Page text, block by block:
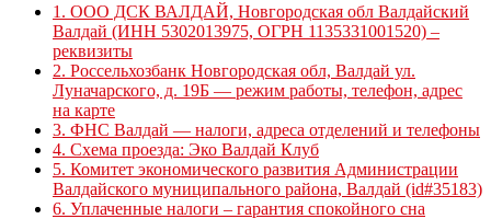
1. ООО ДСК ВАЛДАЙ, Новгородская обл Валдайский
Валдай (ИНН 5302013975, ОГРН 1135331001520) –
реквизиты
2. Россельхозбанк Новгородская обл, Валдай ул.
Луначарского, д. 19Б — режим работы, телефон, адрес
на карте
3. ФНС Валдай — налоги, адреса отделений и телефоны
4. Схема проезда: Эко Валдай Клуб
5. Комитет экономического развития Администрации
Валдайского муниципального района, Валдай (id#35183)
6. Уплаченные налоги – гарантия спокойного сна